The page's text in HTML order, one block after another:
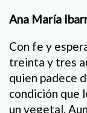
Ana María
Con fe y
treinta y tres
quien padece
condición que
un vegetal.